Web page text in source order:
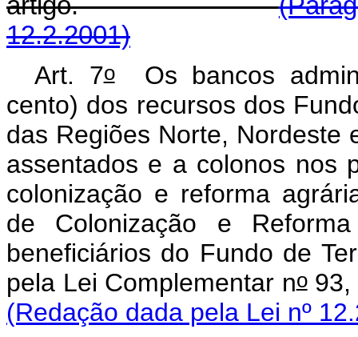
12.2.2001)
Art. 7oOs bancos
cento) dos recursos dos
das Regiões Norte, Nordeste
assentados e a colonos nos
colonização e reforma
de Colonização e
beneficiários do Fundo de
pela Lei Complementar no
(Redação dada pela Lei nº